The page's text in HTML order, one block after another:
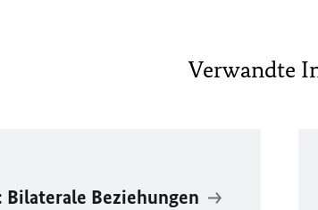
Verwandte
Beziehungen